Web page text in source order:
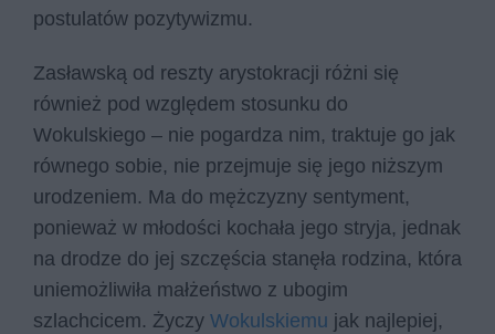
postulatów pozytywizmu.
Zasławską od reszty arystokracji różni się
również pod względem stosunku do
Wokulskiego – nie pogardza nim, traktuje go jak
równego sobie, nie przejmuje się jego niższym
urodzeniem. Ma do mężczyzny sentyment,
ponieważ w młodości kochała jego stryja, jednak
na drodze do jej szczęścia stanęła rodzina, która
uniemożliwiła małżeństwo z ubogim
szlachcicem. Życzy Wokulskiemu jak najlepiej,